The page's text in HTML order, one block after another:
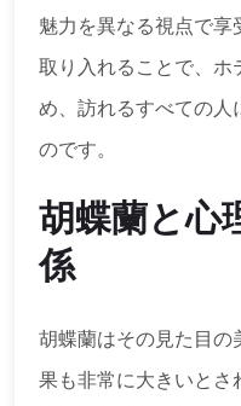
魅力を異なる視点で
取り入れることで、ホ
め、訪れるすべての人
のです。
胡蝶蘭と心
係
胡蝶蘭はその見た目の
果も非常に大きいと